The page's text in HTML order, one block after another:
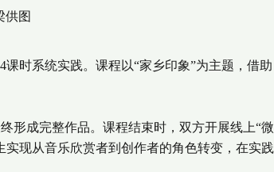
图
系统实践。课程以“家乡印象”为主题，借助
成完整作品。课程结束时，双方开展线上“微
现从音乐欣赏者到创作者的角色转变，在实践